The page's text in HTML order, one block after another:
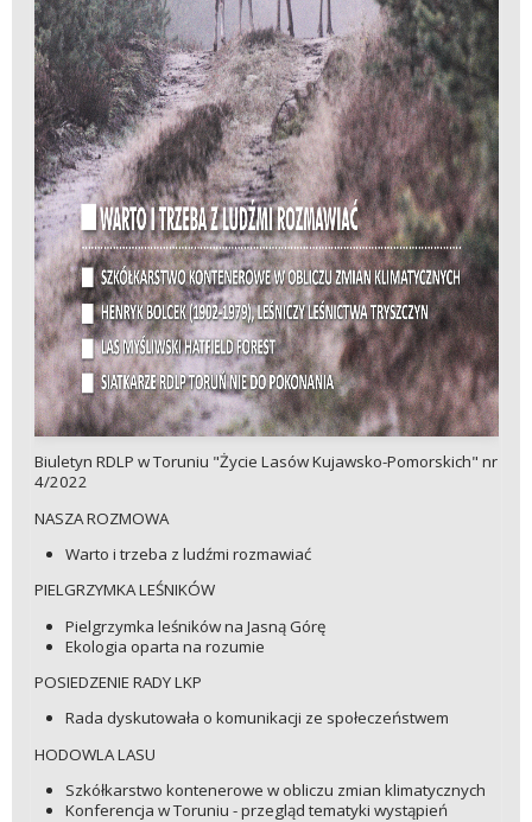
Biuletyn RDLP w Toruniu "Życie Lasów Kujawsko-Pomorskich" nr
4/2022
NASZA ROZMOWA
Warto i trzeba z ludźmi rozmawiać
PIELGRZYMKA LEŚNIKÓW
Pielgrzymka leśników na Jasną Górę
Ekologia oparta na rozumie
POSIEDZENIE RADY LKP
Rada dyskutowała o komunikacji ze społeczeństwem
HODOWLA LASU
Szkółkarstwo kontenerowe w obliczu zmian klimatycznych
Konferencja w Toruniu - przegląd tematyki wystąpień